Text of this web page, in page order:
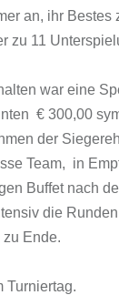
an, ihr
zu 11
war eine
€ 300,00
der
Team, in
Buffet nach
die
Ende.
Turniertag.